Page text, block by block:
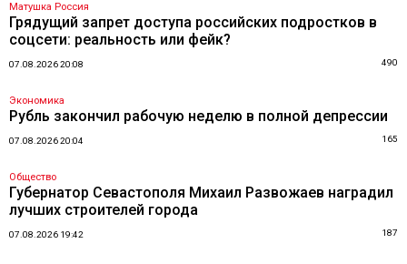
Матушка Россия
Грядущий запрет доступа российских подростков в
соцсети: реальность или фейк?
07.08.2026 20:08 490
Экономика
Рубль закончил рабочую неделю в полной депрессии
07.08.2026 20:04 165
Общество
Губернатор Севастополя Михаил Развожаев наградил
лучших строителей города
07.08.2026 19:42 187